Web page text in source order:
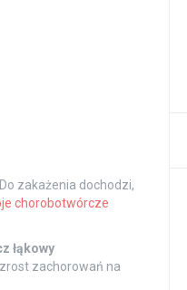
zakażenia dochodzi,
chorobotwórcze
łąkowy
zachorowań na